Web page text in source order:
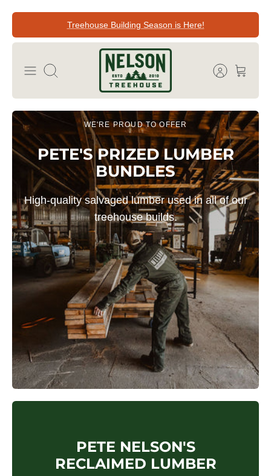
Direkt
zum
Inhalt
Treehouse Building Season is Here!
Suchen
WE'RE PROUD TO OFFER
PETE'S PRIZED LUMBER
BUNDLES
High-quality salvaged lumber used in all of our
treehouse builds.
PETE NELSON'S
RECLAIMED LUMBER